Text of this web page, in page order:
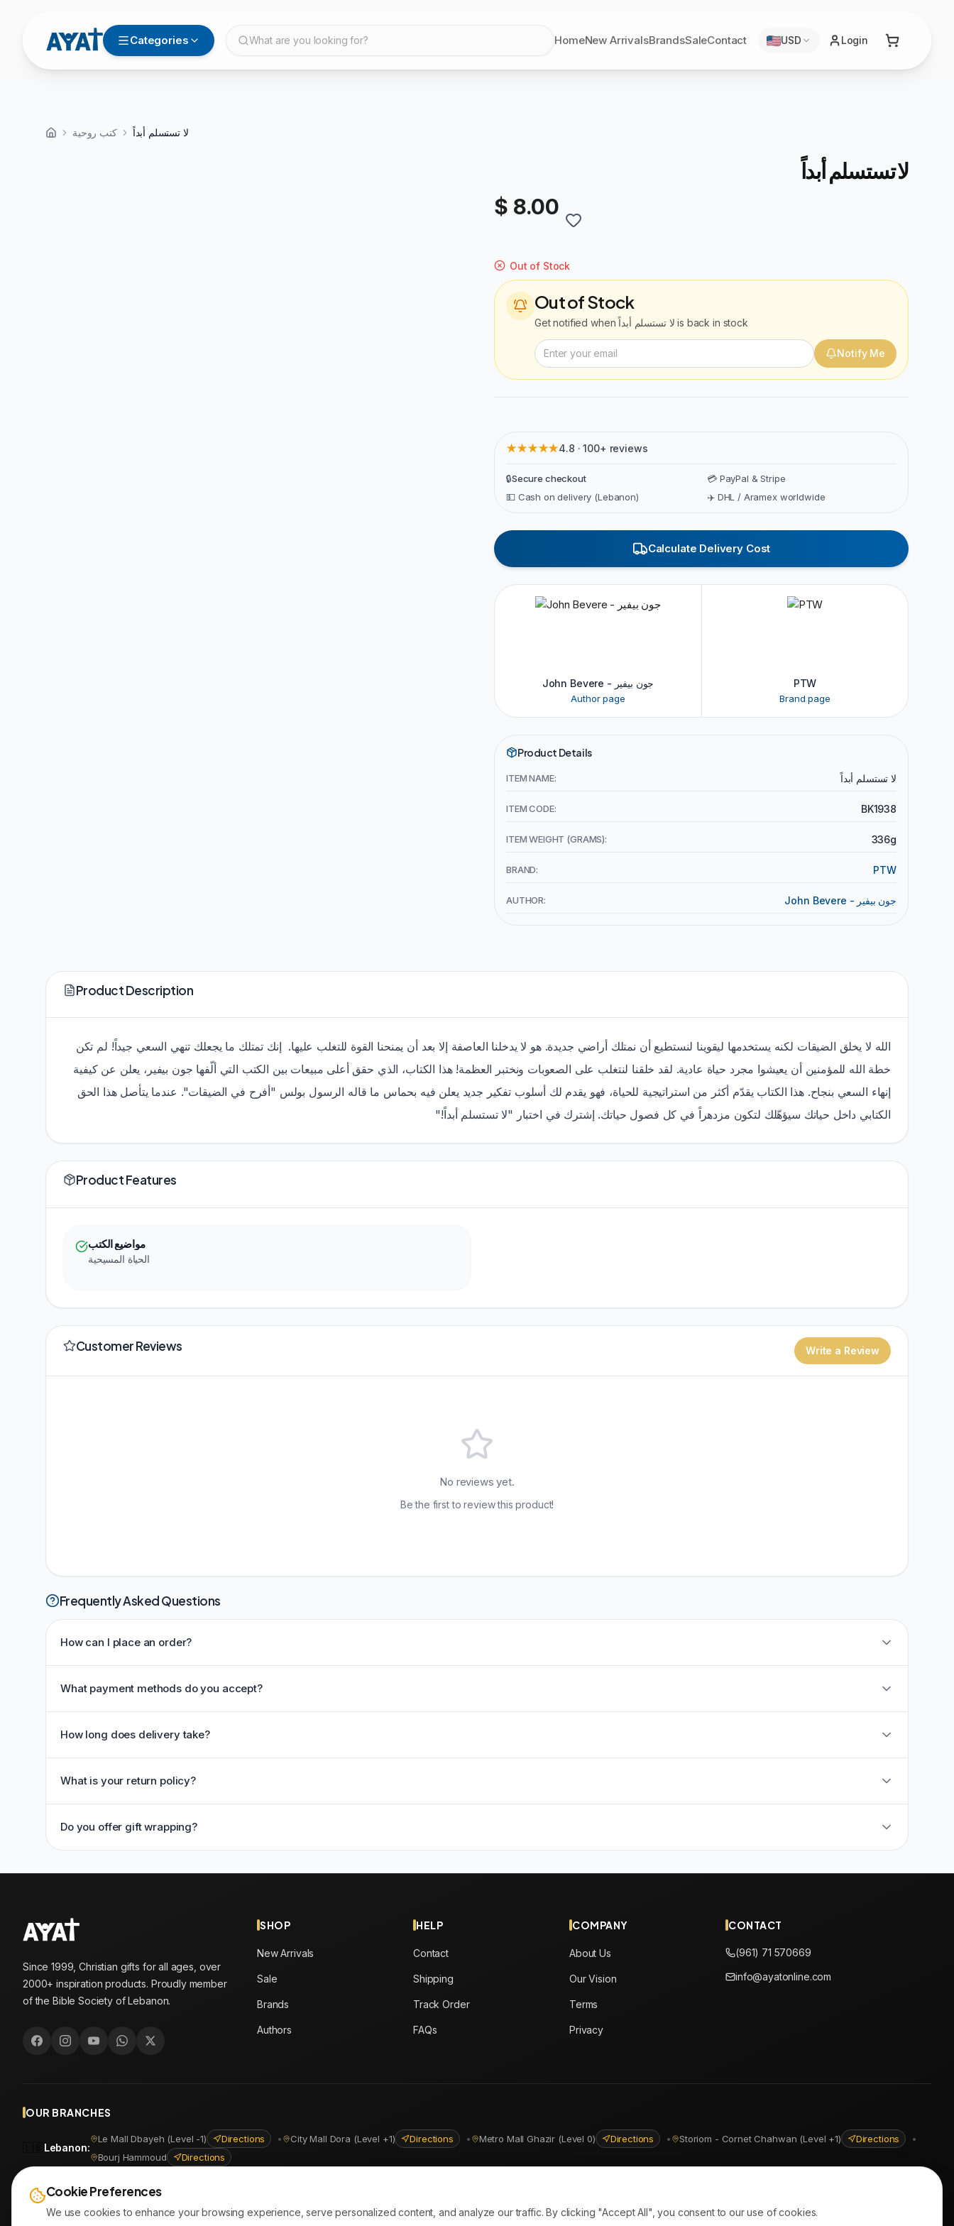
Categories What are you looking for? HomeNew ArrivalsBrandsSaleContact USD Login
كتب روحية لا تستسلم أبداً
لا تستسلم أبداً
$ 8.00
Out of Stock
Out of Stock
Get notified whenلا تستسلم أبداً is back in stock
Notify Me
★★★★★4.8 · 100+ reviews
🔒Secure checkout
💳 PayPal & Stripe
💵 Cash on delivery (Lebanon)
✈️ DHL / Aramex worldwide
Calculate Delivery Cost
John Bevere - جون بيفير
Author page
PTW
Brand page
Product Details
ITEM NAME: لا تستسلم أبداً
ITEM CODE: BK1938
ITEM WEIGHT (GRAMS): 336g
BRAND: PTW
AUTHOR: John Bevere - جون بيفير
Product Description
الله لا يخلق الضيقات لكنه يستخدمها ليقوينا لنستطيع أن نمتلك أراضي جديدة. هو لا يدخلنا العاصفة إلا بعد أن يمنحنا القوة للتغلب عليها. إنك تمتلك ما يجعلك تنهي السعي جيداً! لم تكن
خطة الله للمؤمنين أن يعيشوا مجرد حياة عادية. لقد خلقنا لنتغلب على الصعوبات ونختبر العظمة! هذا الكتاب، الذي حقق أعلى مبيعات بين الكتب التي ألّفها جون بيفير، يعلن عن كيفية
إنهاء السعي بنجاح. هذا الكتاب يقدّم أكثر من استراتيجية للحياة، فهو يقدم لك أسلوب تفكير جديد يعلن فيه بحماس ما قاله الرسول بولس "أفرح في الضيقات". عندما يتأصل هذا الحق
الكتابي داخل حياتك سيؤهّلك لتكون مزدهراً في كل فصول حياتك. إشترك في اختبار "لا تستسلم أبداً!"
Product Features
مواضيع الكتب
الحياة المسيحية
Customer Reviews Write a Review
No reviews yet.
Be the first to review this product!
Frequently Asked Questions
How can I place an order?
What payment methods do you accept?
How long does delivery take?
What is your return policy?
Do you offer gift wrapping?
Since 1999, Christian gifts for all ages, over
2000+ inspiration products. Proudly member
of the Bible Society of Lebanon.
SHOP
New Arrivals
Sale
Brands
Authors
HELP
Contact
Shipping
Track Order
FAQs
COMPANY
About Us
Our Vision
Terms
Privacy
CONTACT
(961) 71 570669
info@ayatonline.com
OUR BRANCHES
Lebanon:
Le Mall Dbayeh (Level -1) Directions • City Mall Dora (Level +1) Directions • Metro Mall Ghazir (Level 0) Directions • Storiom - Cornet Chahwan (Level +1) Directions
•
Bourj Hammoud
Directions
Cookie Preferences
We use cookies to enhance your browsing experience, serve personalized content, and analyze our traffic. By clicking "Accept All", you consent to our use of cookies.